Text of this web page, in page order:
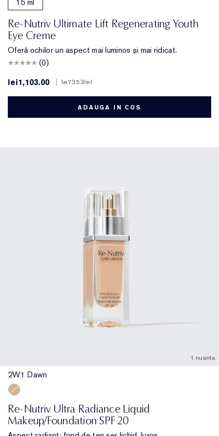
15 ml
Re-Nutriv Ultimate Lift Regenerating Youth
Eye Creme
Oferă ochilor un aspect mai luminos și mai ridicat.
(0)
lei1,103.00
lei73.53/ml
ADAUGA IN COS
1 nuanta
2W1 Dawn
Re-Nutriv Ultra Radiance Liquid
Makeup/Foundation SPF 20